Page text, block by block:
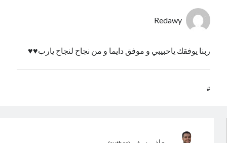
Redawy
ربنا يوفقك ياحبيبي و موفق دايما و من نجاح لنجاح يارب♥️♥️
#